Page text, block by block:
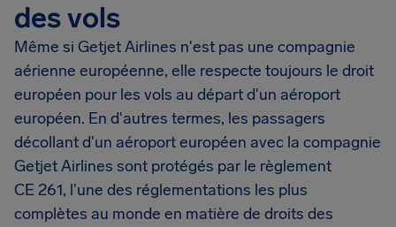
des vols
Même si Getjet Airlines n'est pas une compagnie
aérienne européenne, elle respecte toujours le droit
européen pour les vols au départ d'un aéroport
européen. En d'autres termes, les passagers
décollant d'un aéroport européen avec la compagnie
Getjet Airlines sont protégés par le règlement
CE 261, l'une des réglementations les plus
complètes au monde en matière de droits des